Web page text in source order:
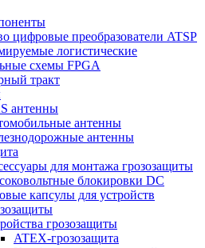
цифровые преобразователи ATSP
логистические
схемы FPGA
тракт
антенны
антенны
антенны
для монтажа грозозащиты
блокировки DC
капсулы для устройств
грозозащиты
ATEX-грозозащита